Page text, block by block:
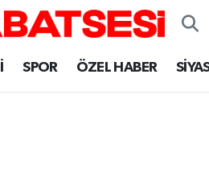
SPOR ÖZEL HABER
Haritası